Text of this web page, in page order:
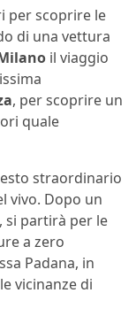
per scoprire le
di una vettura
il viaggio
, per scoprire un
quale
straordinario
vivo. Dopo un
si partirà per le
a zero
Padana, in
vicinanze di